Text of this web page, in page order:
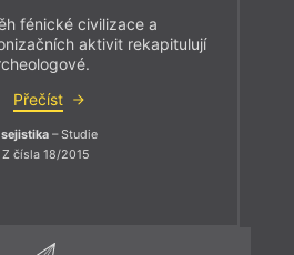
fénické civilizace a
aktivit rekapitulují
Přečíst
– Studie
Z čísla 18/2015